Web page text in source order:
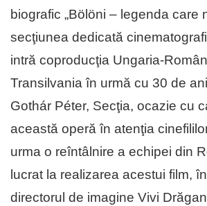
biografic „Bölöni – legenda care
secţiunea dedicată
intră coproducţia Ungaria-
Transilvania în urmă cu 30 de
Gothár Péter, Secţia, ocazie cu
această operă în atenţia
urma o reîntâlnire a echipei din
lucrat la realizarea acestui film,
directorul de imagine Vivi